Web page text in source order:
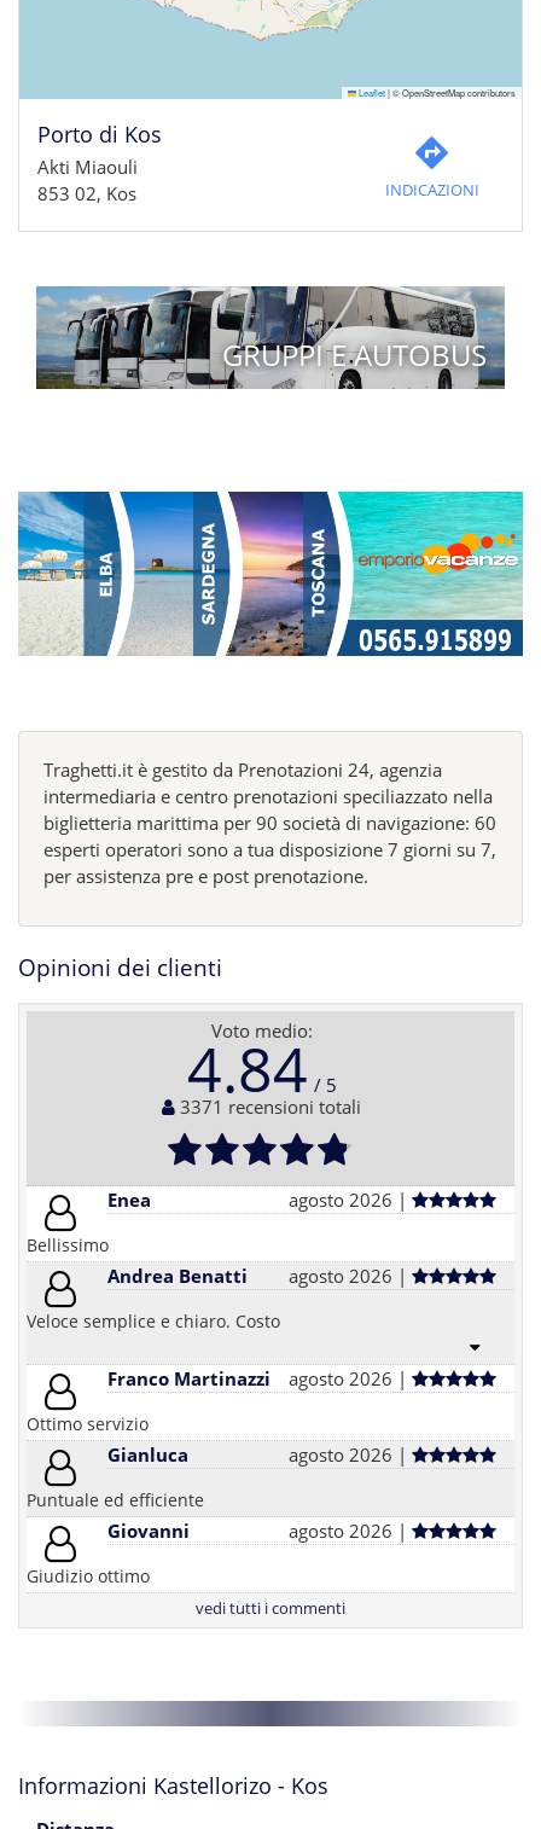
Leaflet|© OpenStreetMap contributors
Porto di Kos
Akti Miaouli
853 02, Kos
INDICAZIONI
GRUPPI E AUTOBUS
Traghetti.it è gestito da Prenotazioni 24, agenzia
intermediaria e centro prenotazioni speciliazzato nella
biglietteria marittima per 90 società di navigazione: 60
esperti operatori sono a tua disposizione 7 giorni su 7,
per assistenza pre e post prenotazione.
Opinioni dei clienti
Voto medio:
4.84
3371 recensioni totali
Enea agosto 2026 |
Bellissimo
Andrea Benatti agosto 2026 |
Veloce semplice e chiaro. Costo
Franco Martinazzi agosto 2026 |
Ottimo servizio
Gianluca agosto 2026 |
Puntuale ed efficiente
Giovanni agosto 2026 |
Giudizio ottimo
vedi tutti i commenti
Informazioni Kastellorizo - Kos